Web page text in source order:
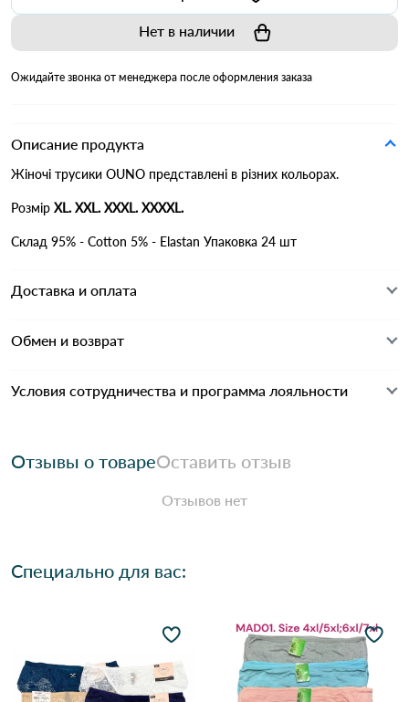
Нет в наличии
Ожидайте звонка от менеджера после оформления заказа
Описание продукта
Жіночі трусики OUNO представлені в різних кольорах.
Розмір XL. XXL. XXXL. XXXXL.
Склад 95% - Cotton 5% - Elastan Упаковка 24 шт
Доставка и оплата
Обмен и возврат
Условия сотрудничества и программа лояльности
Отзывы о товареОставить отзыв
Отзывов нет
Специально для вас: